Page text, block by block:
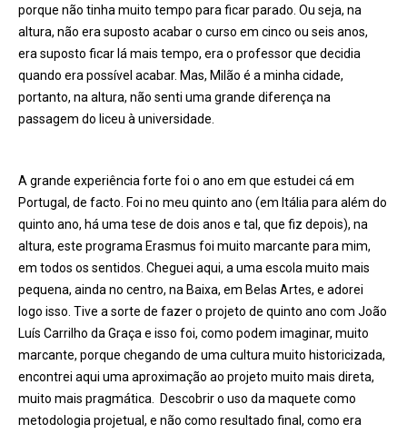
porque não tinha muito tempo para ficar parado. Ou seja, na
altura, não era suposto acabar o curso em cinco ou seis anos,
era suposto ficar lá mais tempo, era o professor que decidia
quando era possível acabar. Mas, Milão é a minha cidade,
portanto, na altura, não senti uma grande diferença na
passagem do liceu à universidade.
A grande experiência forte foi o ano em que estudei cá em
Portugal, de facto. Foi no meu quinto ano (em Itália para além do
quinto ano, há uma tese de dois anos e tal, que fiz depois), na
altura, este programa Erasmus foi muito marcante para mim,
em todos os sentidos. Cheguei aqui, a uma escola muito mais
pequena, ainda no centro, na Baixa, em Belas Artes, e adorei
logo isso. Tive a sorte de fazer o projeto de quinto ano com João
Luís Carrilho da Graça e isso foi, como podem imaginar, muito
marcante, porque chegando de uma cultura muito historicizada,
encontrei aqui uma aproximação ao projeto muito mais direta,
muito mais pragmática. Descobrir o uso da maquete como
metodologia projetual, e não como resultado final, como era